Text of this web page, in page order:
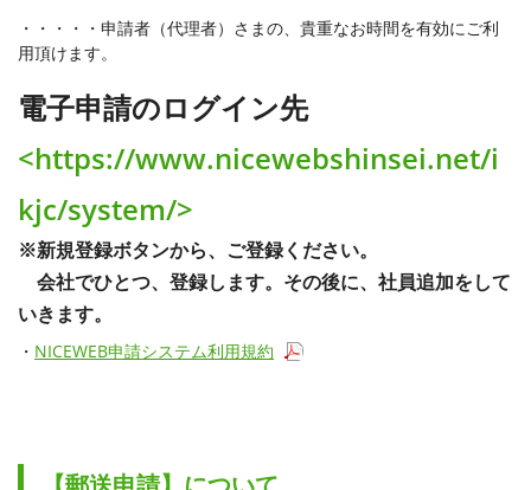
・・・・・申請者（代理者）さまの、貴重なお時間を有効にご利
用頂けます。
電子申請のログイン先
<https://www.nicewebshinsei.net/i
kjc/system/>
※新規登録ボタンから、ご登録ください。
会社でひとつ、登録します。その後に、社員追加をして
いきます。
・ NICEWEB申請システム利用規約